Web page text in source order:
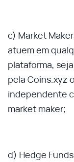
c) Market
atuem em
plataforma,
pela Coins.xyz
independente
market maker;
d) Hedge